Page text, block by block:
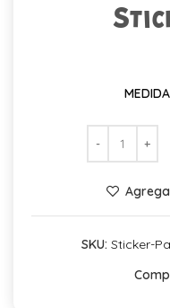
SKU: Sticker-